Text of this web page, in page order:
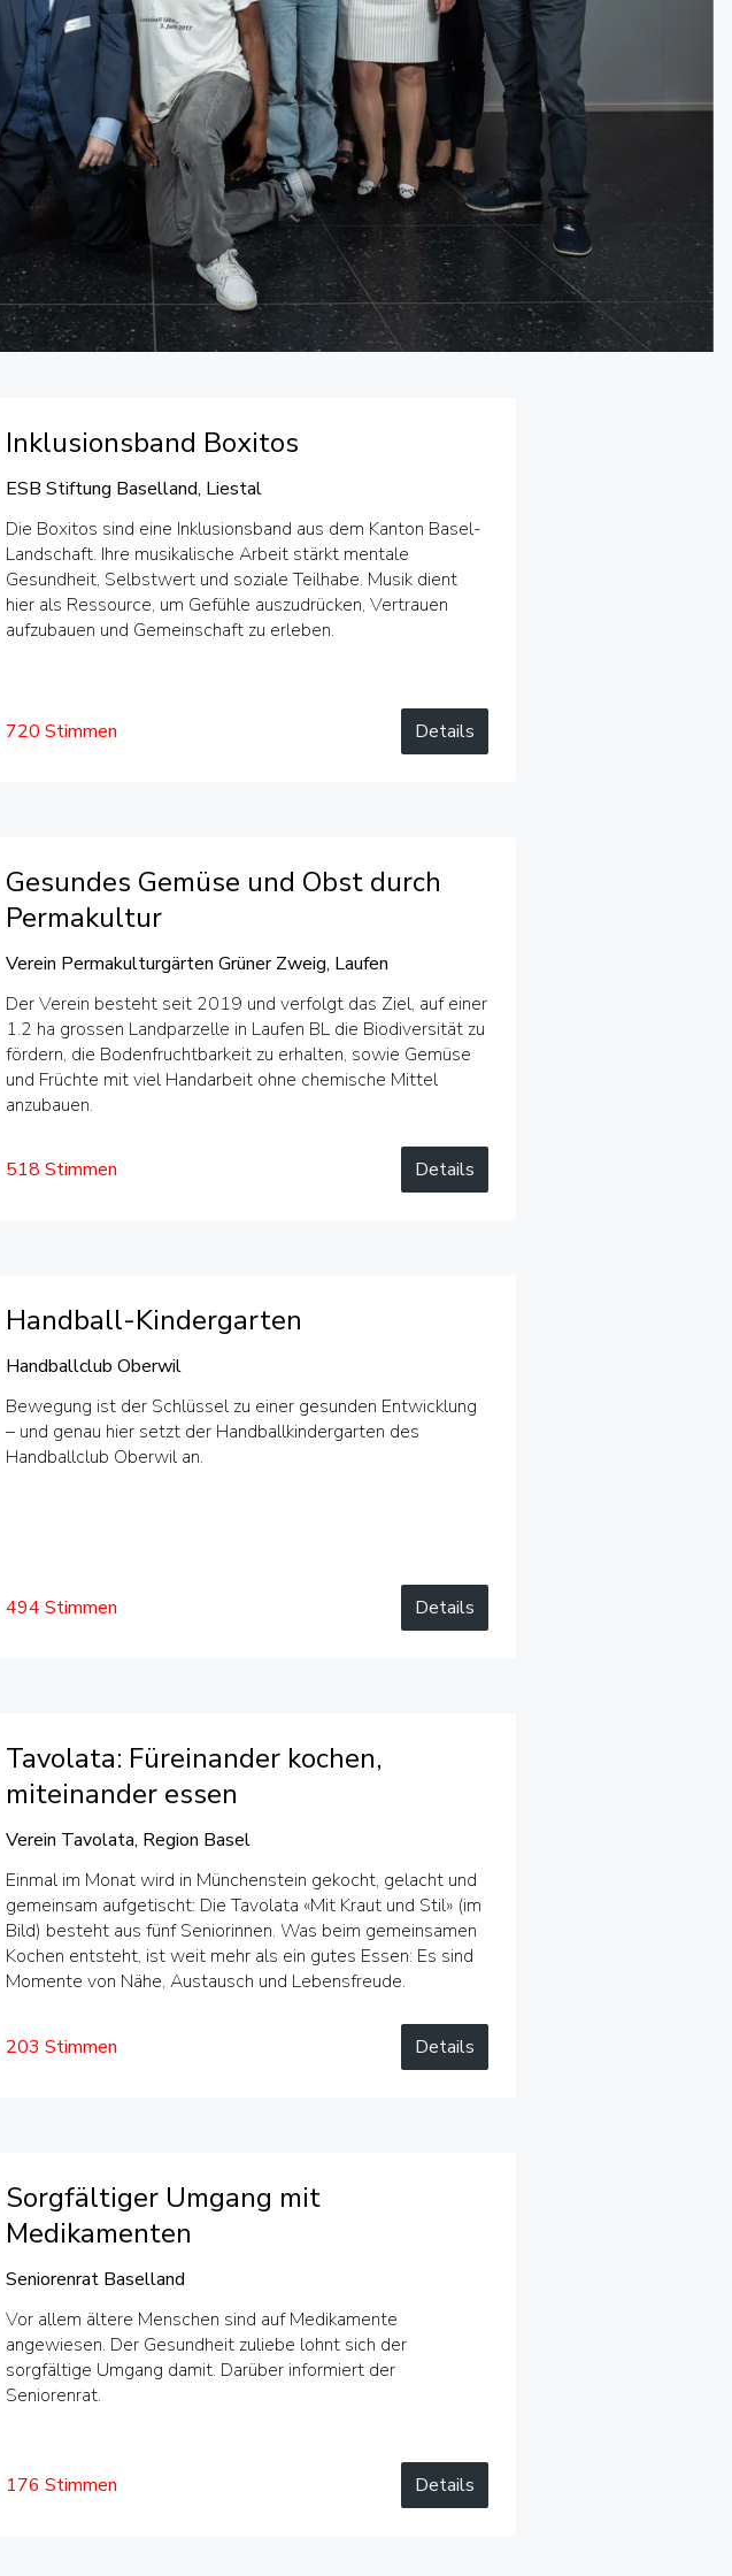
Inklusionsband Boxitos
ESB Stiftung Baselland, Liestal
Die Boxitos sind eine Inklusionsband aus dem Kanton Basel-
Landschaft. Ihre musikalische Arbeit stärkt mentale
Gesundheit, Selbstwert und soziale Teilhabe. Musik dient
hier als Ressource, um Gefühle auszudrücken, Vertrauen
aufzubauen und Gemeinschaft zu erleben.
720 Stimmen Details
Gesundes Gemüse und Obst durch
Permakultur
Verein Permakulturgärten Grüner Zweig, Laufen
Der Verein besteht seit 2019 und verfolgt das Ziel, auf einer
1.2 ha grossen Landparzelle in Laufen BL die Biodiversität zu
fördern, die Bodenfruchtbarkeit zu erhalten, sowie Gemüse
und Früchte mit viel Handarbeit ohne chemische Mittel
anzubauen.
518 Stimmen Details
Handball-Kindergarten
Handballclub Oberwil
Bewegung ist der Schlüssel zu einer gesunden Entwicklung
– und genau hier setzt der Handballkindergarten des
Handballclub Oberwil an.
494 Stimmen Details
Tavolata: Füreinander kochen,
miteinander essen
Verein Tavolata, Region Basel
Einmal im Monat wird in Münchenstein gekocht, gelacht und
gemeinsam aufgetischt: Die Tavolata «Mit Kraut und Stil» (im
Bild) besteht aus fünf Seniorinnen. Was beim gemeinsamen
Kochen entsteht, ist weit mehr als ein gutes Essen: Es sind
Momente von Nähe, Austausch und Lebensfreude.
203 Stimmen Details
Sorgfältiger Umgang mit
Medikamenten
Seniorenrat Baselland
Vor allem ältere Menschen sind auf Medikamente
angewiesen. Der Gesundheit zuliebe lohnt sich der
sorgfältige Umgang damit. Darüber informiert der
Seniorenrat.
176 Stimmen Details